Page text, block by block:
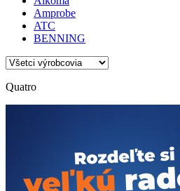
Amprobe
ATC
BENNING
Quatro